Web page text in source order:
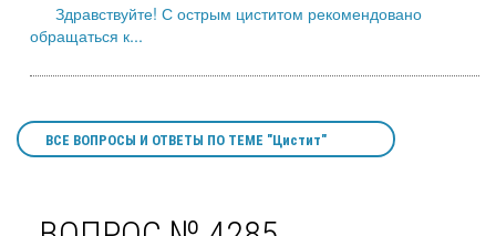
Здравствуйте! С острым циститом рекомендовано
обращаться к...
ВСЕ ВОПРОСЫ И ОТВЕТЫ ПО ТЕМЕ "Цистит"